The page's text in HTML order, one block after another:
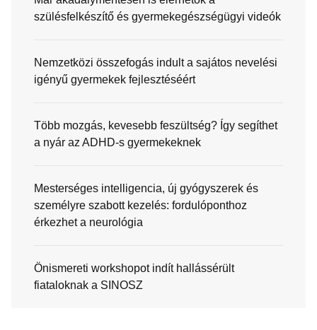
szülésfelkészítő és gyermekegészségügyi videók
Nemzetközi összefogás indult a sajátos nevelési
igényű gyermekek fejlesztéséért
Több mozgás, kevesebb feszültség? Így segíthet
a nyár az ADHD-s gyermekeknek
Mesterséges intelligencia, új gyógyszerek és
személyre szabott kezelés: fordulóponthoz
érkezhet a neurológia
Önismereti workshopot indít hallássérült
fiataloknak a SINOSZ